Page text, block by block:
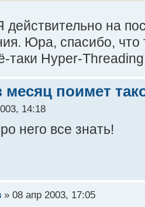
действительно на
Юра, спасибо, что
таки Hyper-
поимет
14:18
него все знать!
» 08 апр 2003, 17:05